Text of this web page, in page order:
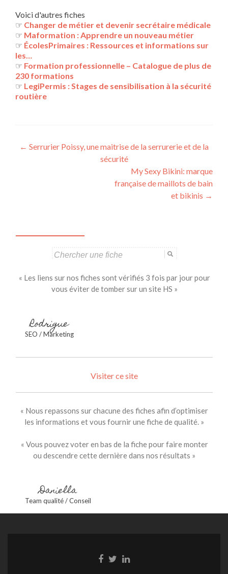
Voici d'autres fiches
☞ Changer de métier et devenir secrétaire médicale
☞ Maformation : Apprendre un nouveau métier
☞ ÉcolesPrimaires : Ressources et informations sur
les…
☞ Formation professionnelle – Catalogue de plus de
230 formations
☞ LegiPermis : Stages de sensibilisation à la sécurité
routière
Navigation
← Serrurier Poissy, une maitrise de la serrurerie et de la
sécurité
My Sexy Bikini: marque
française de maillots de bain
et bikinis →
« Les liens sur nos fiches sont vérifiés 3 fois par jour pour
vous éviter de tomber sur un site HS »
Rodrigue
SEO / Marketing
Visiter ce site
« Nous repassons sur chacune des fiches afin d’optimiser
les informations et vous fournir une fiche de qualité. »
« Vous pouvez voter en bas de la fiche pour faire monter
ou descendre cette dernière dans nos résultats »
Daniella
Team qualité / Conseil